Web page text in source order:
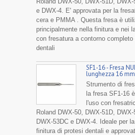
e DWX-4. E' approvata per la
cera e PMMA . Questa fresa è
principalmente nella finitura e nei
con fresatura a contorno completo
dentali
SF1-16 - Fresa
lunghezza 16 mm
Strumento di
la fresa SF1-16
l'uso con
Roland DWX-50, DWX-51D,
DWX-53DC e DWX-4. Ideale per
finitura di protesi dentali e